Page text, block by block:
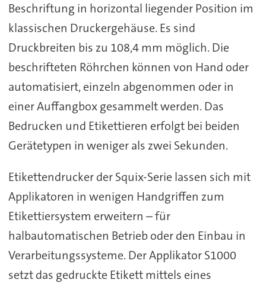
Beschriftung in horizontal liegender Position im
klassischen Druckergehäuse. Es sind
Druckbreiten bis zu 108,4 mm möglich. Die
beschrifteten Röhrchen können von Hand oder
automatisiert, einzeln abgenommen oder in
einer Auffangbox gesammelt werden. Das
Bedrucken und Etikettieren erfolgt bei beiden
Gerätetypen in weniger als zwei Sekunden.
Etikettendrucker der Squix-Serie lassen sich mit
Applikatoren in wenigen Handgriffen zum
Etikettiersystem erweitern – für
halbautomatischen Betrieb oder den Einbau in
Verarbeitungssysteme. Der Applikator S1000
setzt das gedruckte Etikett mittels eines